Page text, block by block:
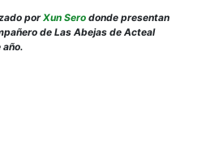
porXun Sero donde presentan
de Las Abejas de Acteal
año.